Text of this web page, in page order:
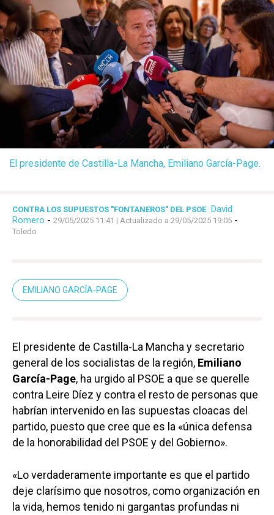
El presidente de Castilla-La Mancha, Emiliano García-Page.
CONTRA LOS SUPUESTOS "FONTANEROS" DEL PSOE David
Romero - 29/05/2025 11:41 | Actualizado a 29/05/2025 19:05 -
Toledo
EMILIANO GARCÍA-PAGE
El presidente de Castilla-La Mancha y secretario
general de los socialistas de la región, Emiliano
García-Page, ha urgido al PSOE a que se querelle
contra Leire Díez y contra el resto de personas que
habrían intervenido en las supuestas cloacas del
partido, puesto que cree que es la «única defensa
de la honorabilidad del PSOE y del Gobierno».
«Lo verdaderamente importante es que el partido
deje clarísimo que nosotros, como organización en
la vida, hemos tenido ni gargantas profundas ni